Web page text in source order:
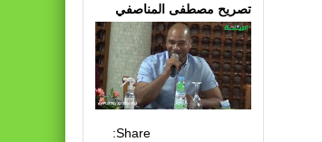
تصريح مصطفى المناصفي
Share: